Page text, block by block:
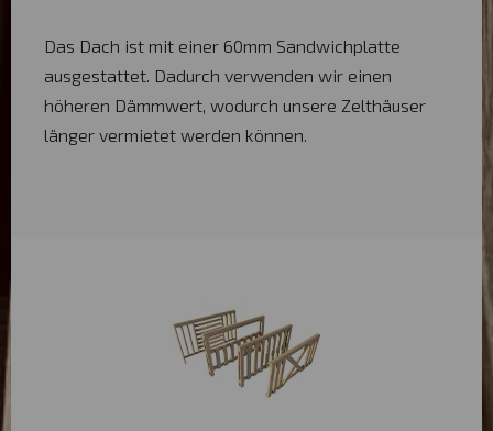
Das Dach ist mit einer 60mm Sandwichplatte
ausgestattet. Dadurch verwenden wir einen
höheren Dämmwert, wodurch unsere Zelthäuser
länger vermietet werden können.